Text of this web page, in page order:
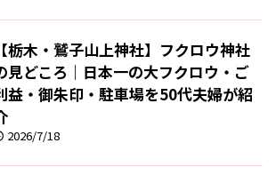
【栃木・鷲子山上神社】フクロウ神社
見どころ｜日本一の大フクロウ・ご
益・御朱印・駐車場を50代夫婦が紹
2026/7/18